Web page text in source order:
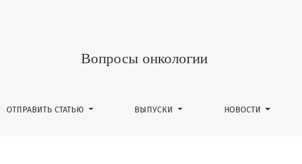
канцерогенез. Морфологическое обоснование
Вопросы онкологии
ОТПРАВИТЬ СТАТЬЮ ВЫПУСКИ НОВОСТИ